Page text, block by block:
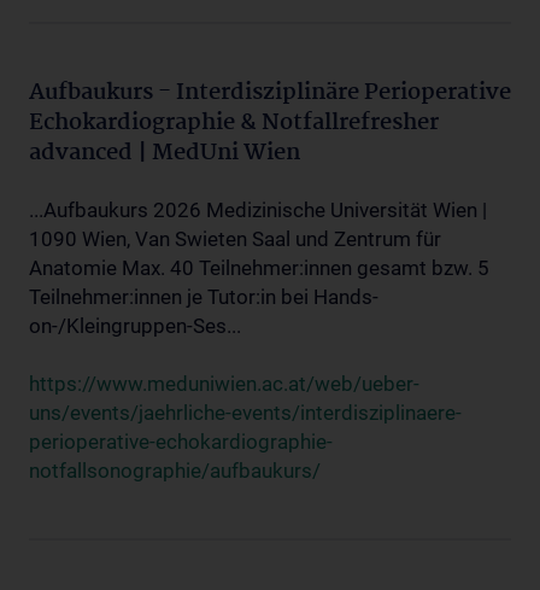
Aufbaukurs - Interdisziplinäre Perioperative
Echokardiographie & Notfallrefresher
advanced | MedUni Wien
...Aufbaukurs 2026 Medizinische Universität Wien |
1090 Wien, Van Swieten Saal und Zentrum für
Anatomie Max. 40 Teilnehmer:innen gesamt bzw. 5
Teilnehmer:innen je Tutor:in bei Hands-
on-/Kleingruppen-Ses...
https://www.meduniwien.ac.at/web/ueber-
uns/events/jaehrliche-events/interdisziplinaere-
perioperative-echokardiographie-
notfallsonographie/aufbaukurs/